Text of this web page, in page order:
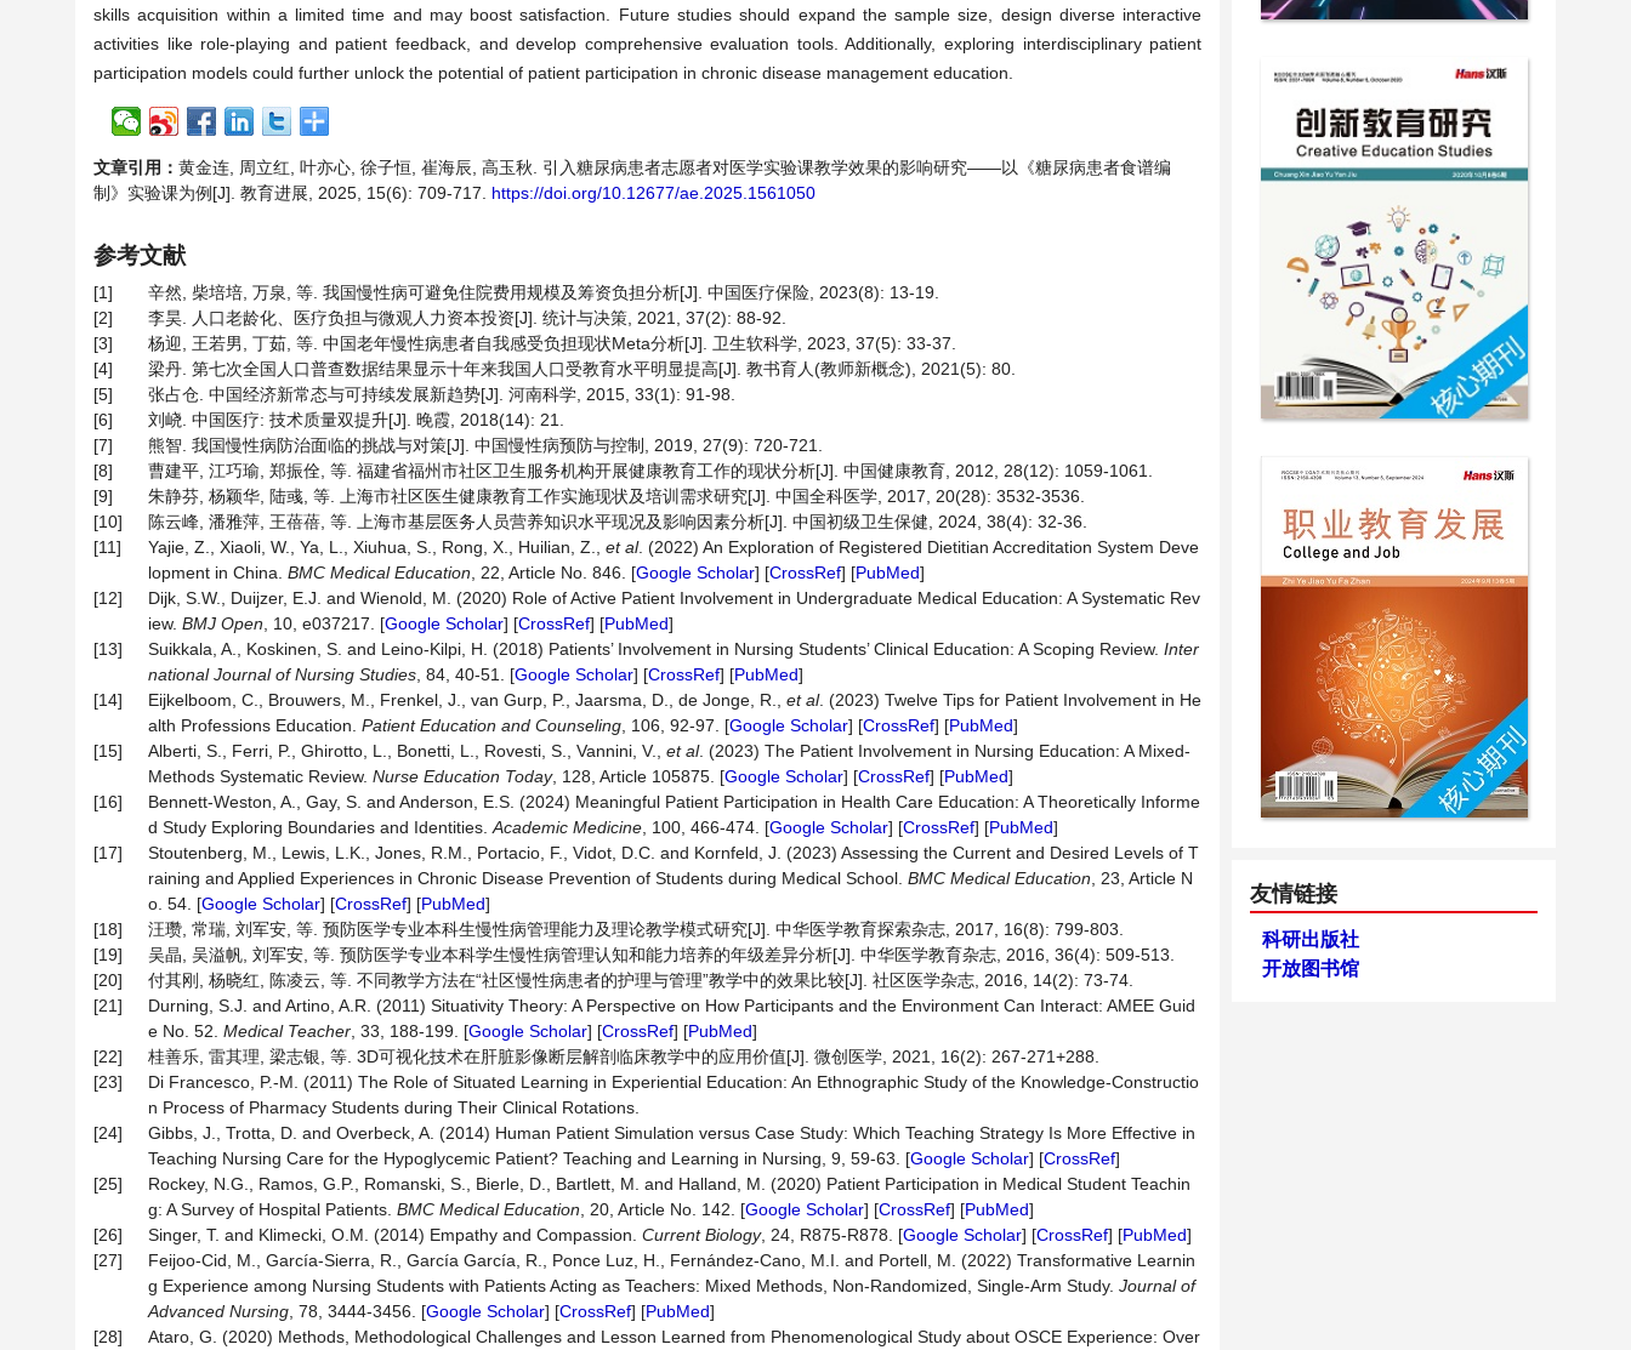
skills acquisition within a limited time and may boost satisfaction. Future studies should expand the sample size, design diverse interactive
activities like role-playing and patient feedback, and develop comprehensive evaluation tools. Additionally, exploring interdisciplinary patient
participation models could further unlock the potential of patient participation in chronic disease management education.
文章引用： 黄金连, 周立红, 叶亦心, 徐子恒, 崔海辰, 高玉秋. 引入糖尿病患者志愿者对医学实验课教学效果的影响研究——以《糖尿病患者食谱编
制》实验课为例[J]. 教育进展, 2025, 15(6): 709-717. https://doi.org/10.12677/ae.2025.1561050
参考文献
[1]
辛然, 柴培培, 万泉, 等. 我国慢性病可避免住院费用规模及筹资负担分析[J]. 中国医疗保险, 2023(8): 13-19.
[2]
李昊. 人口老龄化、医疗负担与微观人力资本投资[J]. 统计与决策, 2021, 37(2): 88-92.
[3]
杨迎, 王若男, 丁茹, 等. 中国老年慢性病患者自我感受负担现状Meta分析[J]. 卫生软科学, 2023, 37(5): 33-37.
[4]
梁丹. 第七次全国人口普查数据结果显示十年来我国人口受教育水平明显提高[J]. 教书育人(教师新概念), 2021(5): 80.
[5]
张占仓. 中国经济新常态与可持续发展新趋势[J]. 河南科学, 2015, 33(1): 91-98.
[6]
刘峣. 中国医疗: 技术质量双提升[J]. 晚霞, 2018(14): 21.
[7]
熊智. 我国慢性病防治面临的挑战与对策[J]. 中国慢性病预防与控制, 2019, 27(9): 720-721.
[8]
曹建平, 江巧瑜, 郑振佺, 等. 福建省福州市社区卫生服务机构开展健康教育工作的现状分析[J]. 中国健康教育, 2012, 28(12): 1059-1061.
[9]
朱静芬, 杨颖华, 陆彧, 等. 上海市社区医生健康教育工作实施现状及培训需求研究[J]. 中国全科医学, 2017, 20(28): 3532-3536.
[10]
陈云峰, 潘雅萍, 王蓓蓓, 等. 上海市基层医务人员营养知识水平现况及影响因素分析[J]. 中国初级卫生保健, 2024, 38(4): 32-36.
[11]
Yajie, Z., Xiaoli, W., Ya, L., Xiuhua, S., Rong, X., Huilian, Z., et al. (2022) An Exploration of Registered Dietitian Accreditation System Deve
lopment in China. BMC Medical Education , 22, Article No. 846. [Google Scholar] [CrossRef] [PubMed]
[12]
Dijk, S.W., Duijzer, E.J. and Wienold, M. (2020) Role of Active Patient Involvement in Undergraduate Medical Education: A Systematic Rev
iew. BMJ Open , 10, e037217. [Google Scholar] [CrossRef] [PubMed]
[13]
Suikkala, A., Koskinen, S. and Leino-Kilpi, H. (2018) Patients’ Involvement in Nursing Students’ Clinical Education: A Scoping Review. Inter
national Journal of Nursing Studies , 84, 40-51. [Google Scholar] [CrossRef] [PubMed]
[14]
Eijkelboom, C., Brouwers, M., Frenkel, J., van Gurp, P., Jaarsma, D., de Jonge, R., et al. (2023) Twelve Tips for Patient Involvement in He
alth Professions Education. Patient Education and Counseling , 106, 92-97. [Google Scholar] [CrossRef] [PubMed]
[15]
Alberti, S., Ferri, P., Ghirotto, L., Bonetti, L., Rovesti, S., Vannini, V., et al. (2023) The Patient Involvement in Nursing Education: A Mixed-
Methods Systematic Review. Nurse Education Today, 128, Article 105875. [Google Scholar] [CrossRef] [PubMed]
[16]
Bennett-Weston, A., Gay, S. and Anderson, E.S. (2024) Meaningful Patient Participation in Health Care Education: A Theoretically Informe
d Study Exploring Boundaries and Identities. Academic Medicine , 100, 466-474. [Google Scholar] [CrossRef] [PubMed]
[17]
Stoutenberg, M., Lewis, L.K., Jones, R.M., Portacio, F., Vidot, D.C. and Kornfeld, J. (2023) Assessing the Current and Desired Levels of T
raining and Applied Experiences in Chronic Disease Prevention of Students during Medical School. BMC Medical Education , 23, Article N
o. 54. [Google Scholar] [CrossRef] [PubMed]
[18]
汪瓒, 常瑞, 刘军安, 等. 预防医学专业本科生慢性病管理能力及理论教学模式研究[J]. 中华医学教育探索杂志, 2017, 16(8): 799-803.
[19]
吴晶, 吴溢帆, 刘军安, 等. 预防医学专业本科学生慢性病管理认知和能力培养的年级差异分析[J]. 中华医学教育杂志, 2016, 36(4): 509-513.
[20]
付其刚, 杨晓红, 陈凌云, 等. 不同教学方法在“社区慢性病患者的护理与管理”教学中的效果比较[J]. 社区医学杂志, 2016, 14(2): 73-74.
[21]
Durning, S.J. and Artino, A.R. (2011) Situativity Theory: A Perspective on How Participants and the Environment Can Interact: AMEE Guid
e No. 52. Medical Teacher , 33, 188-199. [Google Scholar] [CrossRef] [PubMed]
[22]
桂善乐, 雷其理, 梁志银, 等. 3D可视化技术在肝脏影像断层解剖临床教学中的应用价值[J]. 微创医学, 2021, 16(2): 267-271+288.
[23]
Di Francesco, P.-M. (2011) The Role of Situated Learning in Experiential Education: An Ethnographic Study of the Knowledge-Constructio
n Process of Pharmacy Students during Their Clinical Rotations.
[24]
Gibbs, J., Trotta, D. and Overbeck, A. (2014) Human Patient Simulation versus Case Study: Which Teaching Strategy Is More Effective in
Teaching Nursing Care for the Hypoglycemic Patient? Teaching and Learning in Nursing, 9, 59-63. [Google Scholar] [CrossRef]
[25]
Rockey, N.G., Ramos, G.P., Romanski, S., Bierle, D., Bartlett, M. and Halland, M. (2020) Patient Participation in Medical Student Teachin
g: A Survey of Hospital Patients. BMC Medical Education , 20, Article No. 142. [Google Scholar] [CrossRef] [PubMed]
[26]
Singer, T. and Klimecki, O.M. (2014) Empathy and Compassion. Current Biology, 24, R875-R878. [Google Scholar] [CrossRef] [PubMed]
[27]
Feijoo-Cid, M., García-Sierra, R., García García, R., Ponce Luz, H., Fernández-Cano, M.I. and Portell, M. (2022) Transformative Learnin
g Experience among Nursing Students with Patients Acting as Teachers: Mixed Methods, Non-Randomized, Single-Arm Study. Journal of
Advanced Nursing , 78, 3444-3456. [Google Scholar] [CrossRef] [PubMed]
[28]
Ataro, G. (2020) Methods, Methodological Challenges and Lesson Learned from Phenomenological Study about OSCE Experience: Over
友情链接
科研出版社
开放图书馆